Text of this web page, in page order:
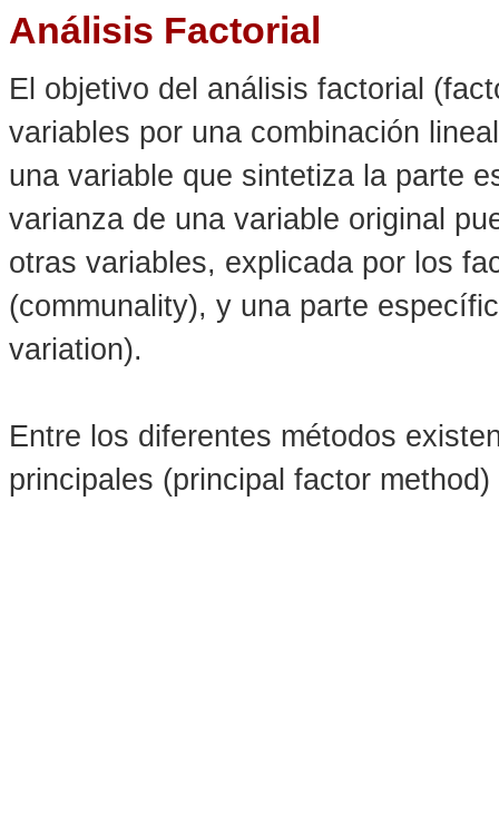
Análisis Factorial
El objetivo del análisis factorial
variables por una combinación
una variable que sintetiza la parte
varianza de una variable original
otras variables, explicada por los
(communality), y una parte
variation).
Entre los diferentes métodos
principales (principal factor